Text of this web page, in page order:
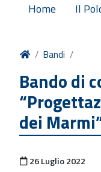
Home Il
HomeBandi
Bando di
dei
Pubblicato il
26 Luglio 2022